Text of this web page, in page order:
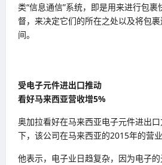
类“信息通信”系统，即是用来进行包
督，来决定它们的所在之处以及将包
间。
受电子元件进出口推动
看好马来西亚营收增5%
奥加拉看好在马来西亚电子元件进出
下，该公司在马来西亚的2015年的营
他表示，电子业日趋复杂，因为电子